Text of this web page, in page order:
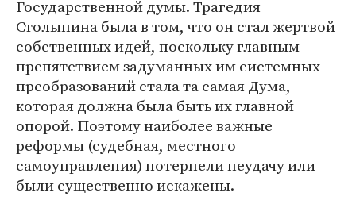
Государственной думы. Трагедия
Столыпина была в том, что он стал жертвой
собственных идей, поскольку главным
препятствием задуманных им системных
преобразований стала та самая Дума,
которая должна была быть их главной
опорой. Поэтому наиболее важные
реформы (судебная, местного
самоуправления) потерпели неудачу или
были существенно искажены.